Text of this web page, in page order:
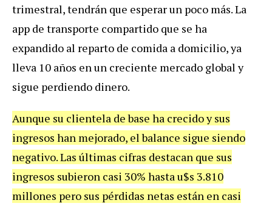
trimestral, tendrán que esperar un poco más. La
app de transporte compartido que se ha
expandido al reparto de comida a domicilio, ya
lleva 10 años en un creciente mercado global y
sigue perdiendo dinero.
Aunque su clientela de base ha crecido y sus
ingresos han mejorado, el balance sigue siendo
negativo. Las últimas cifras destacan que sus
ingresos subieron casi 30% hasta u$s 3.810
millones pero sus pérdidas netas están en casi